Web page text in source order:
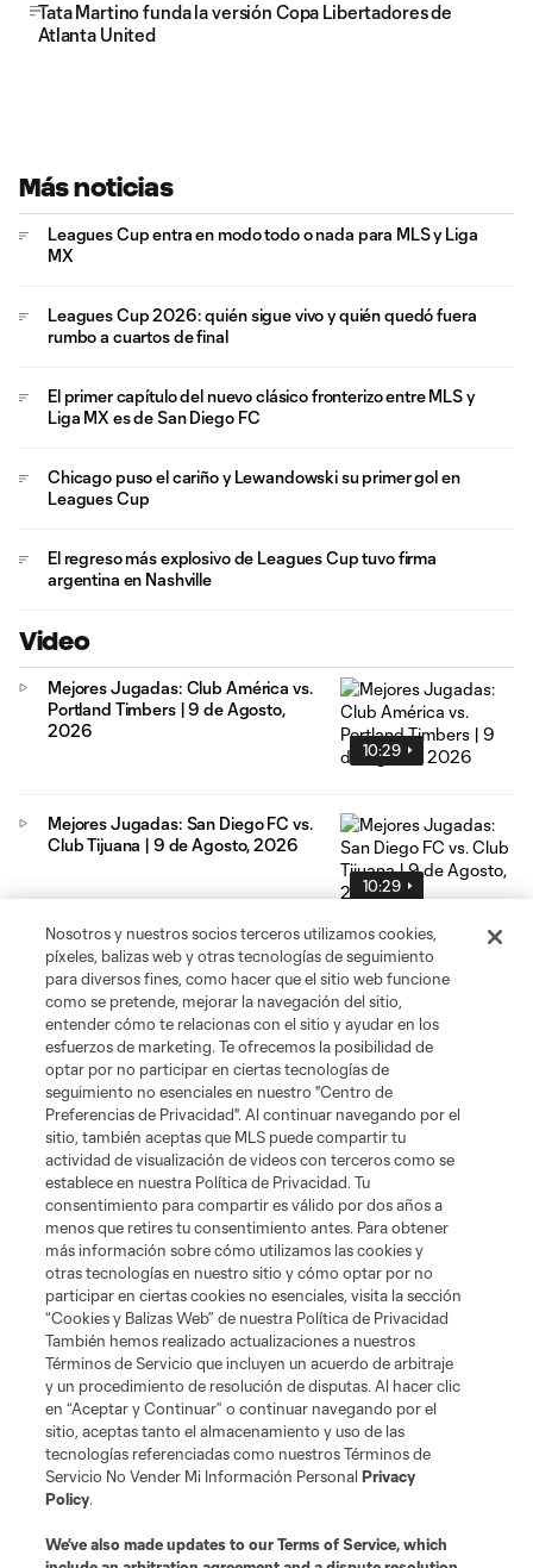
Tata Martino funda la versión Copa Libertadores de
Atlanta United
Más noticias
Leagues Cup entra en modo todo o nada para MLS y Liga
MX
Leagues Cup 2026: quién sigue vivo y quién quedó fuera
rumbo a cuartos de final
El primer capítulo del nuevo clásico fronterizo entre MLS y
Liga MX es de San Diego FC
Chicago puso el cariño y Lewandowski su primer gol en
Leagues Cup
El regreso más explosivo de Leagues Cup tuvo firma
argentina en Nashville
Video
10:29
Mejores Jugadas: Club América vs.
Portland Timbers | 9 de Agosto,
2026
10:29
Mejores Jugadas: San Diego FC vs.
Club Tijuana | 9 de Agosto, 2026
1:01
Gol: Ó. Perea vs. POR, 88'
0:27
Gol: I. Violante vs. POR, 63'
Acerca de MLS
Social
Tienda
Club Sites
Nosotros y nuestros socios terceros utilizamos cookies,
píxeles, balizas web y otras tecnologías de seguimiento
para diversos fines, como hacer que el sitio web funcione
como se pretende, mejorar la navegación del sitio,
entender cómo te relacionas con el sitio y ayudar en los
esfuerzos de marketing. Te ofrecemos la posibilidad de
optar por no participar en ciertas tecnologías de
seguimiento no esenciales en nuestro "Centro de
Preferencias de Privacidad". Al continuar navegando por el
sitio, también aceptas que MLS puede compartir tu
actividad de visualización de videos con terceros como se
establece en nuestra Política de Privacidad. Tu
consentimiento para compartir es válido por dos años a
menos que retires tu consentimiento antes. Para obtener
más información sobre cómo utilizamos las cookies y
otras tecnologías en nuestro sitio y cómo optar por no
participar en ciertas cookies no esenciales, visita la sección
“Cookies y Balizas Web” de nuestra Política de Privacidad
También hemos realizado actualizaciones a nuestros
Términos de Servicio que incluyen un acuerdo de arbitraje
y un procedimiento de resolución de disputas. Al hacer clic
en “Aceptar y Continuar” o continuar navegando por el
sitio, aceptas tanto el almacenamiento y uso de las
tecnologías referenciadas como nuestros Términos de
Servicio No Vender Mi Información PersonalPrivacy
Policy.
We’ve also made updates to ourTerms of Service, which